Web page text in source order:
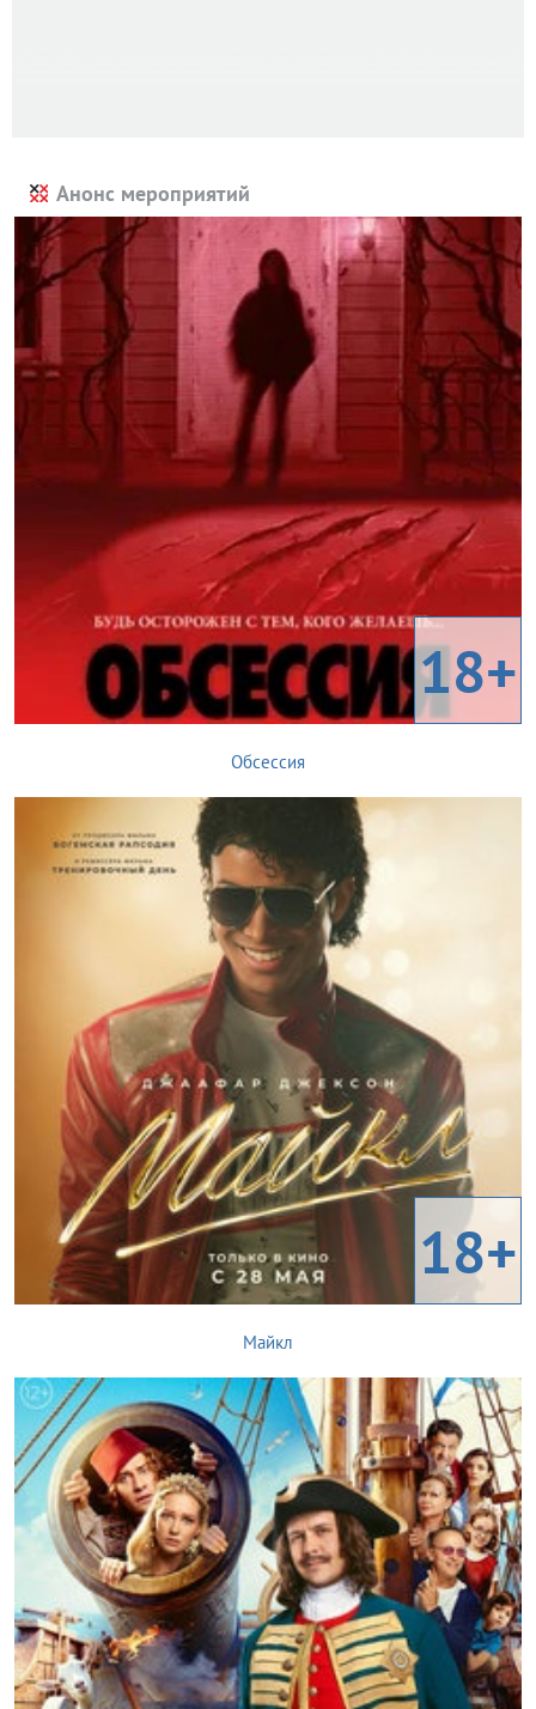
Анонс мероприятий
18+
Обсессия
18+
Майкл